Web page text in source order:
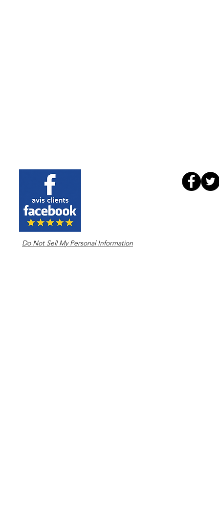
Do Not Sell My Personal Information